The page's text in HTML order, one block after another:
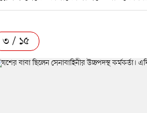
৩ / ১৫